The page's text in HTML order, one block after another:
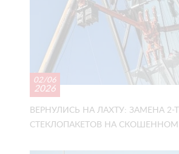
02/06
2026
ВЕРНУЛИСЬ НА ЛАХТУ: ЗАМЕНА
СТЕКЛОПАКЕТОВ НА СКОШЕННОМ